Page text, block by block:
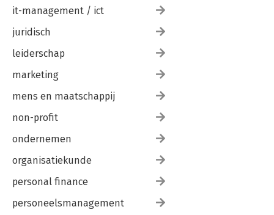
it-management / ict
juridisch
leiderschap
marketing
mens en maatschappij
non-profit
ondernemen
organisatiekunde
personal finance
personeelsmanagement